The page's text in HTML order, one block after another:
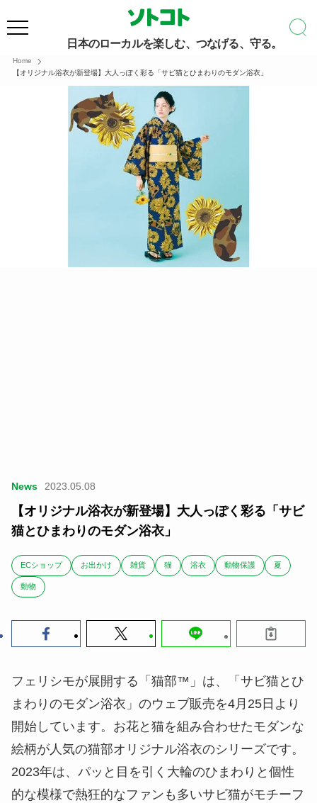
日本のローカルを楽しむ、つなげる、守る。
Home
【オリジナル浴衣が新登場】大人っぽく彩る「サビ猫とひまわりのモダン浴衣」
News 2023.05.08
【オリジナル浴衣が新登場】大人っぽく彩る「サビ
猫とひまわりのモダン浴衣」
ECショップ お出かけ 雑貨 猫 浴衣 動物保護 夏
動物
フェリシモが展開する「猫部™」は、「サビ猫とひ
まわりのモダン浴衣」のウェブ販売を4月25日より
開始しています。お花と猫を組み合わせたモダンな
絵柄が人気の猫部オリジナル浴衣のシリーズです。
2023年は、パッと目を引く大輪のひまわりと個性
的な模様で熱狂的なファンも多いサビ猫がモチーフ